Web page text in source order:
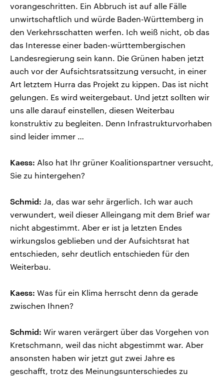
vorangeschritten. Ein Abbruch ist auf alle Fälle
unwirtschaftlich und würde Baden-Württemberg in
den Verkehrsschatten werfen. Ich weiß nicht, ob das
das Interesse einer baden-württembergischen
Landesregierung sein kann. Die Grünen haben jetzt
auch vor der Aufsichtsratssitzung versucht, in einer
Art letztem Hurra das Projekt zu kippen. Das ist nicht
gelungen. Es wird weitergebaut. Und jetzt sollten wir
uns alle darauf einstellen, diesen Weiterbau
konstruktiv zu begleiten. Denn Infrastrukturvorhaben
sind leider immer …
Kaess: Also hat Ihr grüner Koalitionspartner versucht,
Sie zu hintergehen?
Schmid: Ja, das war sehr ärgerlich. Ich war auch
verwundert, weil dieser Alleingang mit dem Brief war
nicht abgestimmt. Aber er ist ja letzten Endes
wirkungslos geblieben und der Aufsichtsrat hat
entschieden, sehr deutlich entschieden für den
Weiterbau.
Kaess: Was für ein Klima herrscht denn da gerade
zwischen Ihnen?
Schmid: Wir waren verärgert über das Vorgehen von
Kretschmann, weil das nicht abgestimmt war. Aber
ansonsten haben wir jetzt gut zwei Jahre es
geschafft, trotz des Meinungsunterschiedes zu